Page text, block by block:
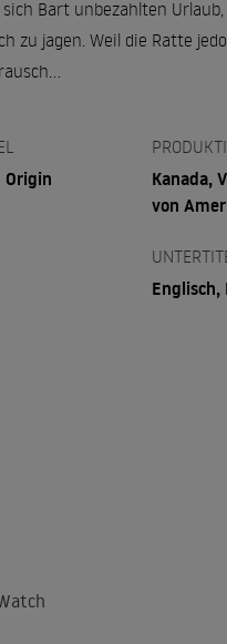
Bart unbezahlten
zu jagen. Weil die Ratte
Origin
Kanada,
von
Englisch,